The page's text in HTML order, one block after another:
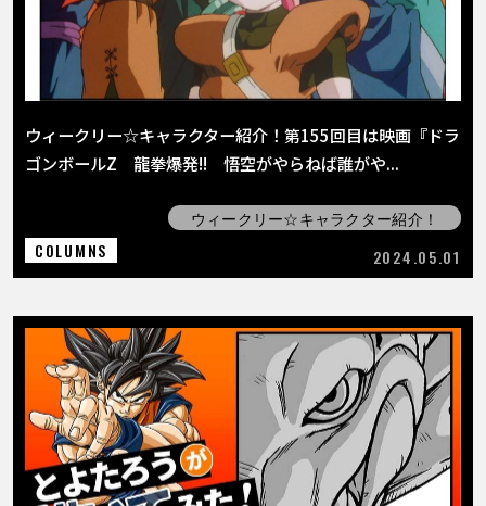
ウィークリー☆キャラクター紹介！第155回目は映画『ドラ
ゴンボールZ 龍拳爆発!! 悟空がやらねば誰がや...
ウィークリー☆キャラクター紹介！
COLUMNS
2024.05.01